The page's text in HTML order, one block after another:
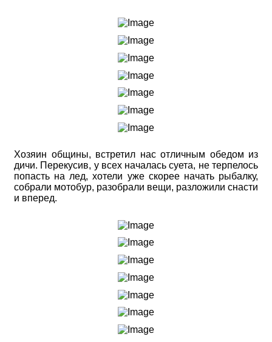
Хозяин общины, встретил нас отличным обедом из
дичи. Перекусив, у всех началась суета, не терпелось
попасть на лед, хотели уже скорее начать рыбалку,
собрали мотобур, разобрали вещи, разложили снасти
и вперед.